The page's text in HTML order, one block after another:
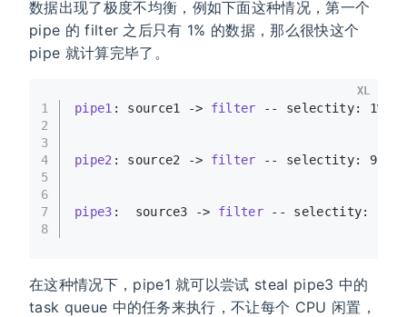
数据出现了极度不均衡，例如下面这种情况，第一个
pipe 的 filter 之后只有 1% 的数据，那么很快这个
pipe 就计算完毕了。
1
2
3
4
5
6
7
8
pipe1 : source1 -> filter -- selectity: 1%
pipe2 : source2 -> filter -- selectity: 99%
pipe3 :  source3 -> filter -- selectity: 50%
XL
在这种情况下，pipe1 就可以尝试 steal pipe3 中的
task queue 中的任务来执行，不让每个 CPU 闲置，